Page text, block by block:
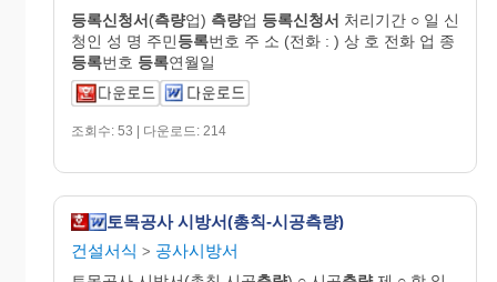
등록신청서(측량업) 측량업 등록신청서 처리기간 ○ 일 신
청인 성 명 주민등록번호 주 소 (전화 : ) 상 호 전화 업 종
등록번호 등록연월일
조회수: 53 | 다운로드: 214
토목공사 시방서(총칙-시공측량)
건설서식 > 공사시방서